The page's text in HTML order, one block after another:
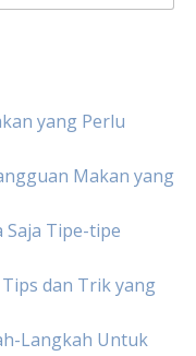
yang Perlu
Makan yang
Saja Tipe-tipe
dan Trik yang
Langkah Untuk